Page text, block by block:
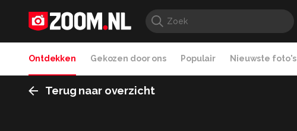
Ontdekken Gekozen door ons Populair Nieuwste foto's
Terug naar overzicht